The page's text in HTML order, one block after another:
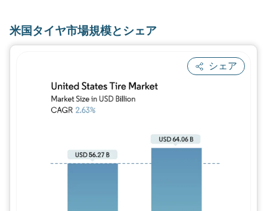
米国タイヤ市場規模とシェア
シェア